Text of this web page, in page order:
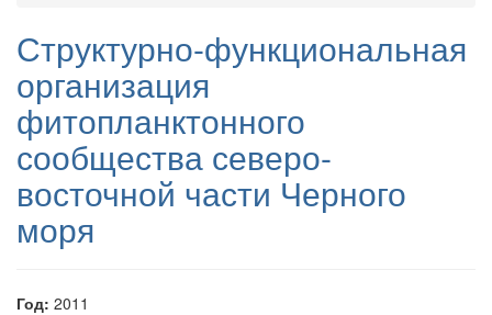
Структурно-функциональная
организация
фитопланктонного
сообщества северо-
восточной части Черного
моря
Год: 2011